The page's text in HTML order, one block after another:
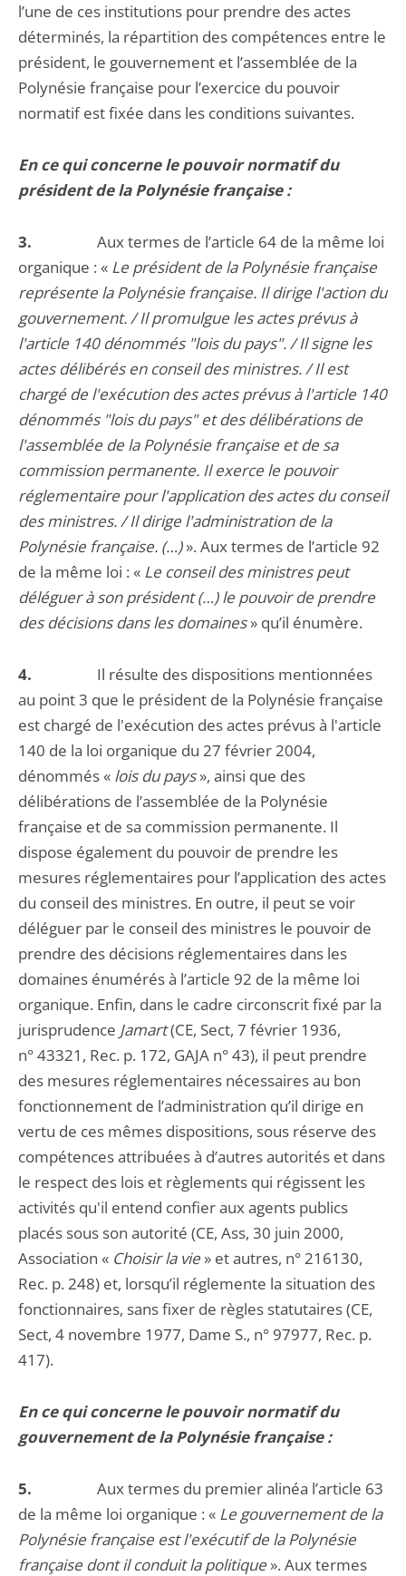
l’une de ces institutions pour prendre des actes
déterminés, la répartition des compétences entre le
président, le gouvernement et l’assemblée de la
Polynésie française pour l’exercice du pouvoir
normatif est fixée dans les conditions suivantes.
En ce qui concerne le pouvoir normatif du
président de la Polynésie française :
3. Aux termes de l’article 64 de la même loi
organique : « Le président de la Polynésie française
représente la Polynésie française. Il dirige l'action du
gouvernement. / Il promulgue les actes prévus à
l'article 140 dénommés "lois du pays". / Il signe les
actes délibérés en conseil des ministres. / Il est
chargé de l'exécution des actes prévus à l'article 140
dénommés "lois du pays" et des délibérations de
l'assemblée de la Polynésie française et de sa
commission permanente. Il exerce le pouvoir
réglementaire pour l'application des actes du conseil
des ministres. / Il dirige l'administration de la
Polynésie française. (…)». Aux termes de l’article 92
de la même loi : « Le conseil des ministres peut
déléguer à son président (…) le pouvoir de prendre
des décisions dans les domaines» qu’il énumère.
4. Il résulte des dispositions mentionnées
au point 3 que le président de la Polynésie française
est chargé de l'exécution des actes prévus à l'article
140 de la loi organique du 27 février 2004,
dénommés « lois du pays», ainsi que des
délibérations de l’assemblée de la Polynésie
française et de sa commission permanente. Il
dispose également du pouvoir de prendre les
mesures réglementaires pour l’application des actes
du conseil des ministres. En outre, il peut se voir
déléguer par le conseil des ministres le pouvoir de
prendre des décisions réglementaires dans les
domaines énumérés à l’article 92 de la même loi
organique. Enfin, dans le cadre circonscrit fixé par la
jurisprudence Jamart(CE, Sect, 7 février 1936,
n° 43321, Rec. p. 172, GAJA n° 43), il peut prendre
des mesures réglementaires nécessaires au bon
fonctionnement de l’administration qu’il dirige en
vertu de ces mêmes dispositions, sous réserve des
compétences attribuées à d’autres autorités et dans
le respect des lois et règlements qui régissent les
activités qu'il entend confier aux agents publics
placés sous son autorité (CE, Ass, 30 juin 2000,
Association « Choisir la vie » et autres, n° 216130,
Rec. p. 248) et, lorsqu’il réglemente la situation des
fonctionnaires, sans fixer de règles statutaires (CE,
Sect, 4 novembre 1977, Dame S., n° 97977, Rec. p.
417).
En ce qui concerne le pouvoir normatif du
gouvernement de la Polynésie française :
5. Aux termes du premier alinéa l’article 63
de la même loi organique : « Le gouvernement de la
Polynésie française est l'exécutif de la Polynésie
française dont il conduit la politique ». Aux termes